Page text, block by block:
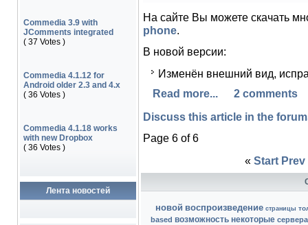
Commedia 3.9 with
JComments integrated
( 37 Votes )
Commedia 4.1.12 for
Android older 2.3 and 4.x
( 36 Votes )
Commedia 4.1.18 works
with new Dropbox
( 36 Votes )
Лента новостей
На сайте Вы можете скачать
phone.
В новой версии:
Изменён внешний вид,
Read more...
2 comments
Discuss this article in the
Page 6 of 6
« Start Prev
новой воспроизведение страницы
based возможность некоторые сервера